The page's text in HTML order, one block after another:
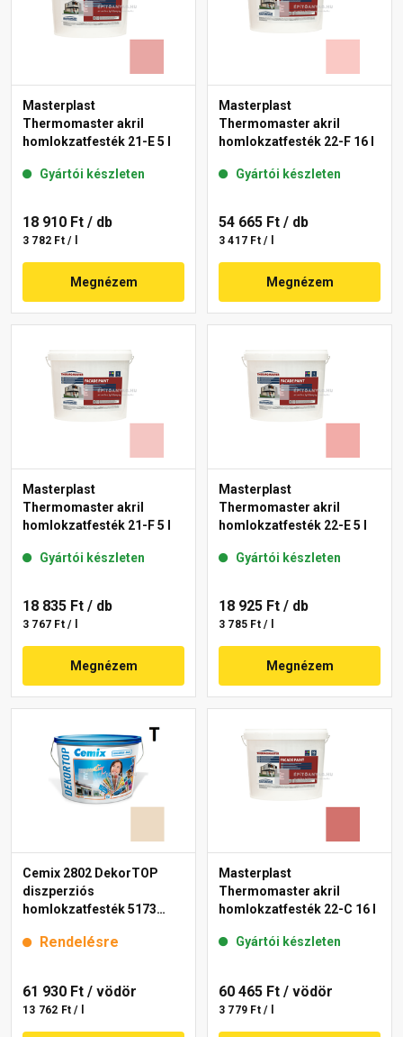
Masterplast
Thermomaster akril
homlokzatfesték 21-E 5 l
Gyártói készleten
18 910 Ft / db
3 782 Ft / l
Megnézem
Masterplast
Thermomaster akril
homlokzatfesték 22-F 16 l
Gyártói készleten
54 665 Ft / db
3 417 Ft / l
Megnézem
Masterplast
Thermomaster akril
homlokzatfesték 21-F 5 l
Gyártói készleten
18 835 Ft / db
3 767 Ft / l
Megnézem
Masterplast
Thermomaster akril
homlokzatfesték 22-E 5 l
Gyártói készleten
18 925 Ft / db
3 785 Ft / l
Megnézem
Cemix 2802 DekorTOP
diszperziós
homlokzatfesték 5173
Rendelésre
61 930 Ft / vödör
13 762 Ft / l
Masterplast
Thermomaster akril
homlokzatfesték 22-C 16 l
Gyártói készleten
60 465 Ft / vödör
3 779 Ft / l